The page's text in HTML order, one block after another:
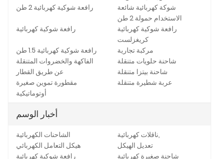
رافعة شوكية كهربائية 2 طن
شوكة كهربائية شائعة
الاستخدام حمولة 2 طن
رافعة شوكية كهربائية
رافعة شوكية كهربائية
كريغزلست
رافعة شوكية كهربائية 1.5 طن
مركبة تجارية
الفاكهة والخضروات المتنقلة
عن طريق القطار
شاحنة حلويات متنقلة
شاحنة بيتزا متنقلة
مقطورة تموين صغيرة
أوتوماتيكية
عربة شطيرة متنقلة
أخبار الوسم
الشاحنات الكهربائية
ناقلات كهربائية,
هيكل التعامل الكهربائي
تعديل الهيكل
رافعة شوكية كهربائية
شاحنة صغيرة كهربائية